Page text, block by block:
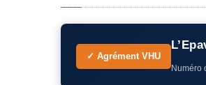
✓ Agrément VHU
Numéro